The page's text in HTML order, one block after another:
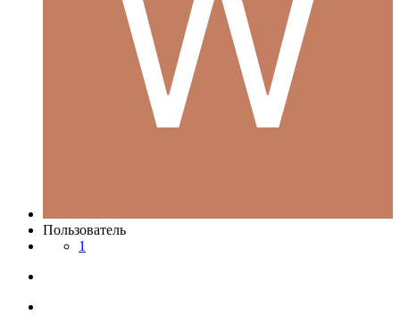
Пользователь
1